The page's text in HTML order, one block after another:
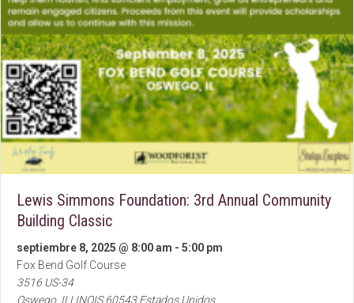
Lewis Simmons Foundation: 3rd Annual Community
Building Classic
septiembre 8, 2025 @ 8:00 am - 5:00 pm
Fox Bend Golf Course
3516 US-34
Oswego, ILLINOIS 60543 Estados Unidos